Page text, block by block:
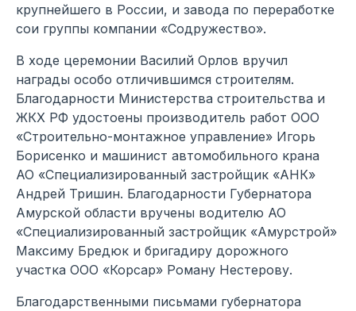
крупнейшего в России, и завода по переработке
сои группы компании «Содружество».
В ходе церемонии Василий Орлов вручил
награды особо отличившимся строителям.
Благодарности Министерства строительства и
ЖКХ РФ удостоены производитель работ ООО
«Строительно-монтажное управление» Игорь
Борисенко и машинист автомобильного крана
АО «Специализированный застройщик «АНК»
Андрей Тришин. Благодарности Губернатора
Амурской области вручены водителю АО
«Специализированный застройщик «Амурстрой»
Максиму Бредюк и бригадиру дорожного
участка ООО «Корсар» Роману Нестерову.
Благодарственными письмами губернатора